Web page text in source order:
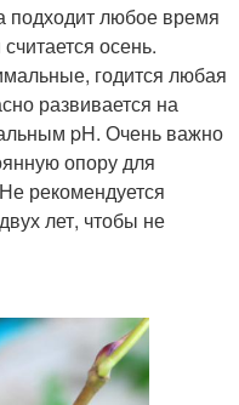
подходит любое время
осень.
годится любая
развивается на
pH. Очень важно
опору для
рекомендуется
лет, чтобы не